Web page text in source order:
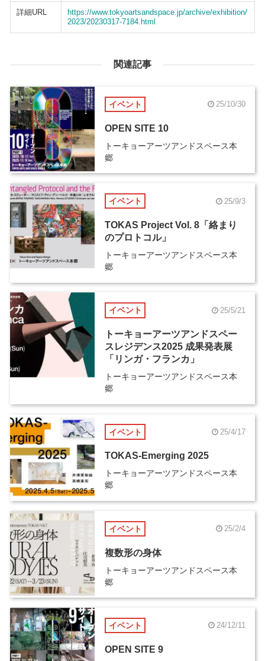
詳細URL
https://www.tokyoartsandspace.jp/archive/exhibition/
2023/20230317-7184.html
関連記事
イベント 25/10/30
OPEN SITE 10
トーキョーアーツアンドスペース本
郷
イベント 25/9/3
TOKAS Project Vol. 8「絡まり
のプロトコル」
トーキョーアーツアンドスペース本
郷
イベント 25/5/21
トーキョーアーツアンドスペー
スレジデンス2025 成果発表展
「リンガ・フランカ」
トーキョーアーツアンドスペース本
郷
イベント 25/4/17
TOKAS-Emerging 2025
トーキョーアーツアンドスペース本
郷
イベント 25/2/4
複数形の身体
トーキョーアーツアンドスペース本
郷
イベント 24/12/11
OPEN SITE 9